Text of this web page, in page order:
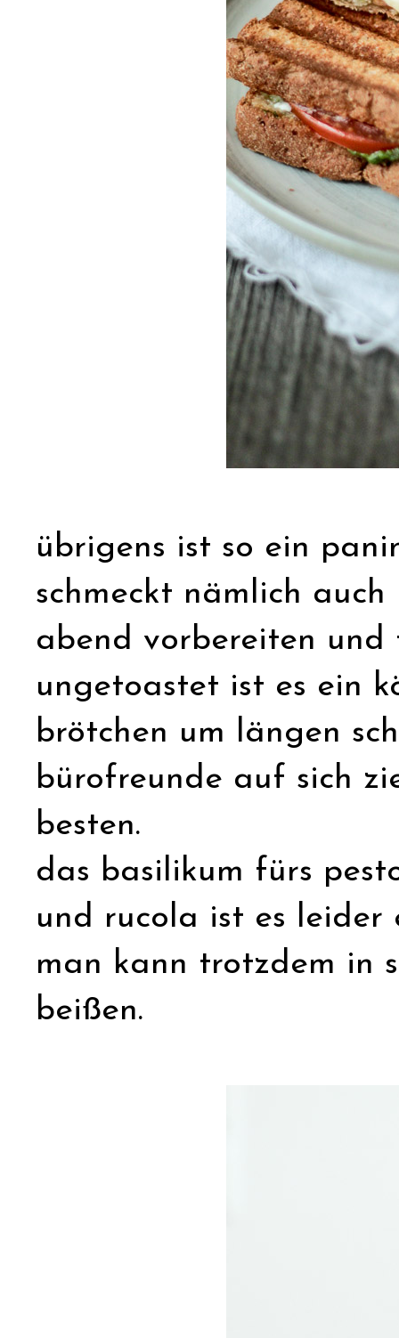
übrigens ist so ein
schmeckt nämlich
abend vorbereiten und
ungetoastet ist es ein
brötchen um längen
bürofreunde auf sich
besten.
das basilikum fürs
und rucola ist es leider
man kann trotzdem in
beißen.